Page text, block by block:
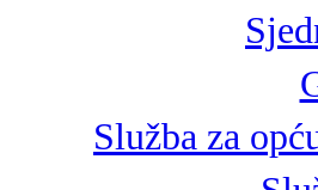
Služba za